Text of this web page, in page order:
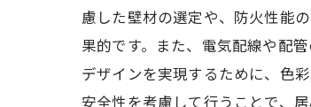
慮した壁材の選定や、防火性能
果的です。また、電気配線や配
デザインを実現するために、色
安全性を考慮して行うことで、